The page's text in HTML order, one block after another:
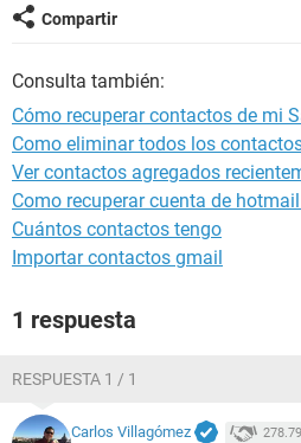
Compartir
Consulta también:
Cómo recuperar contactos de mi
Como eliminar todos los
Ver contactos agregados
Como recuperar cuenta de
Cuántos contactos tengo
Importar contactos gmail
1 respuesta
RESPUESTA 1 / 1
Carlos Villagómez